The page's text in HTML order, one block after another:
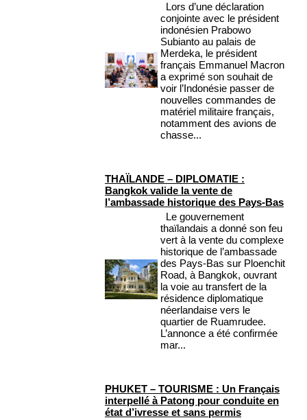
Lors d’une déclaration
conjointe avec le président
indonésien Prabowo
Subianto au palais de
Merdeka, le président
français Emmanuel Macron
a exprimé son souhait de
voir l’Indonésie passer de
nouvelles commandes de
matériel militaire français,
notamment des avions de
chasse...
THAÏLANDE – DIPLOMATIE :
Bangkok valide la vente de
l’ambassade historique des Pays-Bas
Le gouvernement
thaïlandais a donné son feu
vert à la vente du complexe
historique de l’ambassade
des Pays-Bas sur Ploenchit
Road, à Bangkok, ouvrant
la voie au transfert de la
résidence diplomatique
néerlandaise vers le
quartier de Ruamrudee.
L’annonce a été confirmée
mar...
PHUKET – TOURISME : Un Français
interpellé à Patong pour conduite en
état d’ivresse et sans permis